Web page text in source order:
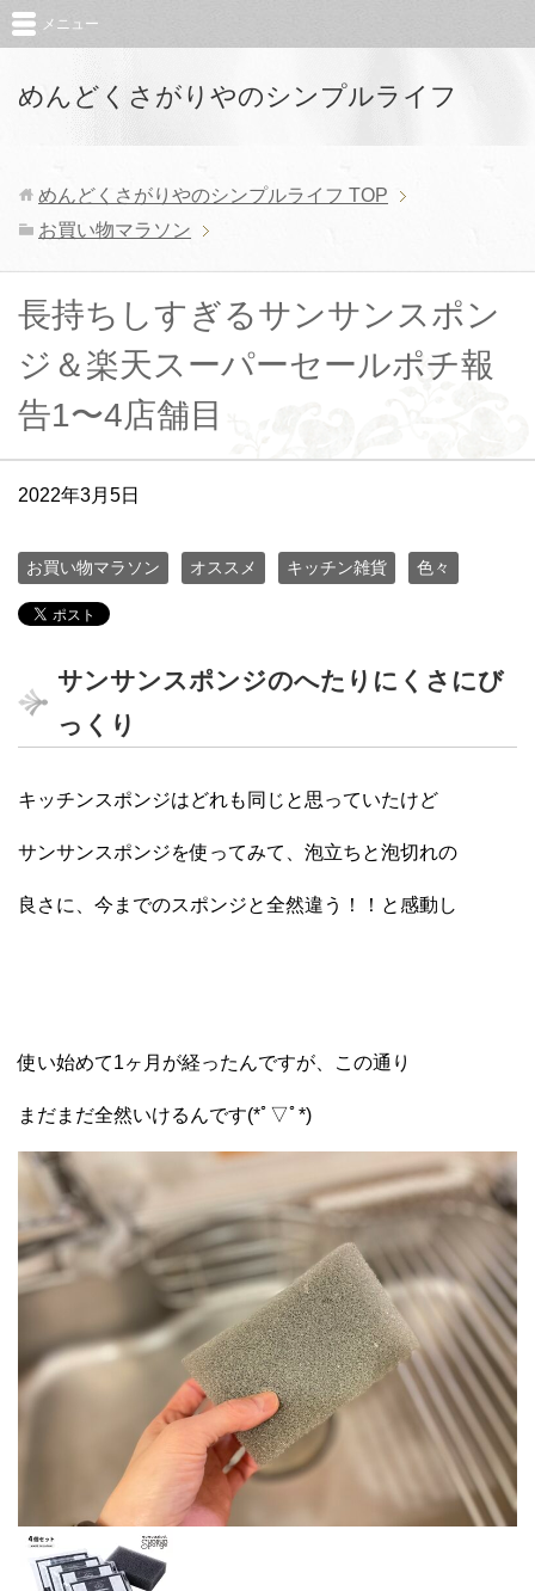
めんどくさがりやのシンプルライフ
メニュー
めんどくさがりやのシンプルライフ TOP
お買い物マラソン
長持ちしすぎるサンサンスポン
ジ＆楽天スーパーセールポチ報
告1〜4店舗目
2022年3月5日
お買い物マラソン オススメ キッチン雑貨 色々
サンサンスポンジのへたりにくさにび
っくり
キッチンスポンジはどれも同じと思っていたけど
サンサンスポンジを使ってみて、泡立ちと泡切れの
良さに、今までのスポンジと全然違う！！と感動し
使い始めて1ヶ月が経ったんですが、この通り
まだまだ全然いけるんです(*ﾟ▽ﾟ*)